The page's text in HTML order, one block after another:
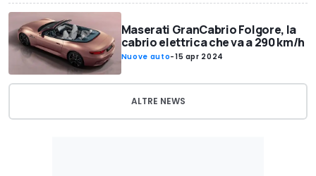
Maserati GranCabrio Folgore, la
cabrio elettrica che va a 290 km/h
Nuove auto-15 apr 2024
ALTRE NEWS